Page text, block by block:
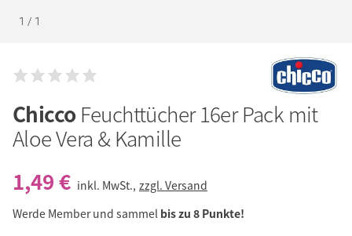
1 / 1
ChiccoFeuchttücher 16er Pack mit
Aloe Vera & Kamille
1,49 € inkl. MwSt., zzgl. Versand
Werde Member und sammel bis zu 8 Punkte!